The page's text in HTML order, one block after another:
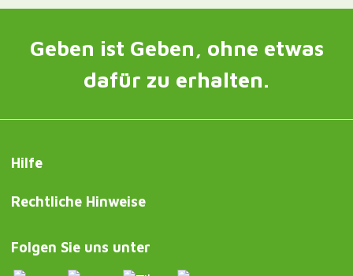
Geben ist Geben, ohne etwas
dafür zu erhalten.
Hilfe
Rechtliche Hinweise
Folgen Sie uns unter